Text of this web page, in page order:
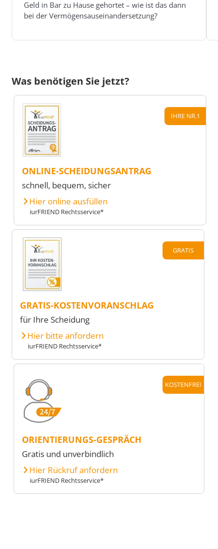
Geld in Bar zu Hause gehortet – wie ist das dann
bei der Vermögensauseinandersetzung?
Was benötigen Sie jetzt?
IHRE NR.1
ONLINE-SCHEIDUNGSANTRAG
schnell, bequem, sicher
Hier online ausfüllen
iurFRIEND Rechtsservice*
GRATIS
GRATIS-KOSTENVORANSCHLAG
für Ihre Scheidung
Hier bitte anfordern
iurFRIEND Rechtsservice*
KOSTENFREI
ORIENTIERUNGS-GESPRÄCH
Gratis und unverbindlich
Hier Rückruf anfordern
iurFRIEND Rechtsservice*